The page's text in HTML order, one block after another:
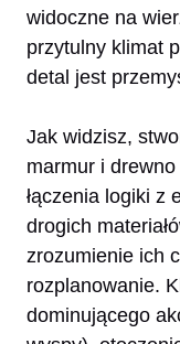
widoczne na
przytulny klimat
detal jest
Jak widzisz,
marmur i
łączenia logiki z
drogich
zrozumienie ich
rozplanowanie.
dominującego